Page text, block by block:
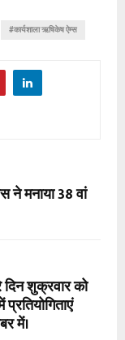
#कार्यशाला ऋषिकेष ऐम्स
ने मनाया 38 वां
दिन शुक्रवार को
में।